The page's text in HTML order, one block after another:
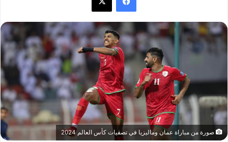
صورة من مباراة عمان وماليزيا في تصفيات كأس العالم 2024